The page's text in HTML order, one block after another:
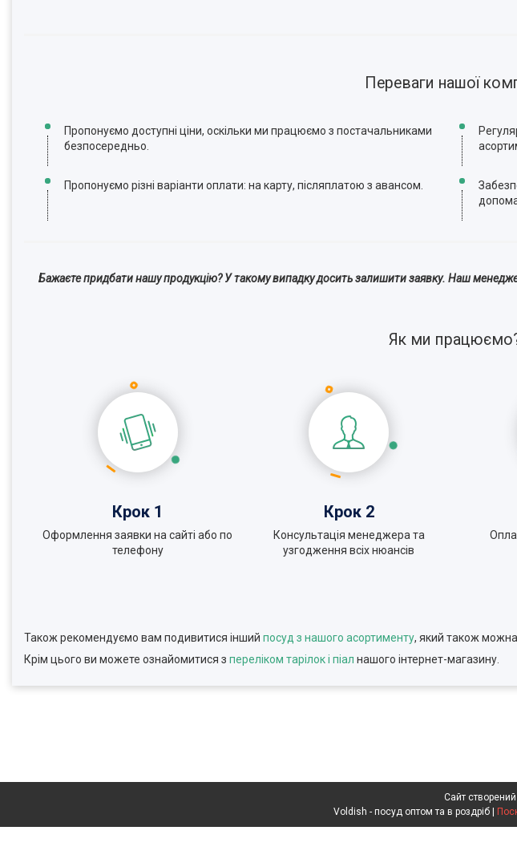
Переваги нашої
Пропонуємо доступні ціни, оскільки ми працюємо з постачальниками
безпосередньо.
Пропонуємо різні варіанти оплати: на карту, післяплатою з авансом.
Бажаєте придбати нашу продукцію? У такому випадку досить залишити заявку. Наш
Як ми
Крок 1
Оформлення заявки на сайті або по
телефону
Крок 2
Консультація менеджера та
узгодження всіх нюансів
Також рекомендуємо вам подивитися інший посуд з нашого асортименту, який також
Крім цього ви можете ознайомитися з переліком тарілок і піал нашого інтернет-магазину.
Сайт